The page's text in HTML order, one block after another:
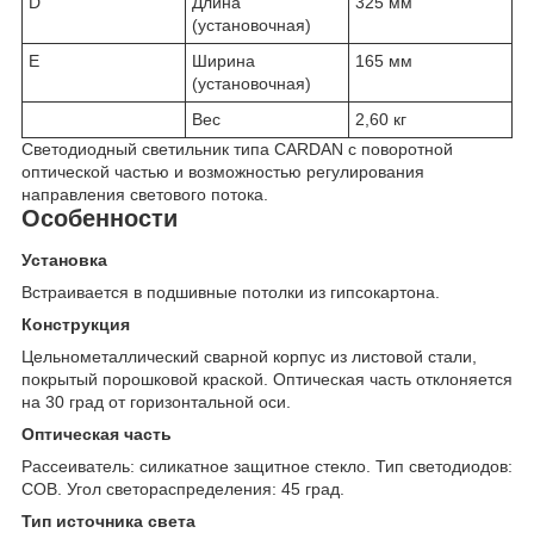
(установочная)
E
Ширина
(установочная)
165 мм
Вес
2,60 кг
Светодиодный светильник типа CARDAN с поворотной
оптической частью и возможностью регулирования
направления светового потока.
Особенности
Установка
Встраивается в подшивные потолки из гипсокартона.
Конструкция
Цельнометаллический сварной корпус из листовой стали,
покрытый порошковой краской. Оптическая часть отклоняется
на 30 град от горизонтальной оси.
Оптическая часть
Рассеиватель: силикатное защитное стекло. Тип светодиодов:
COB. Угол светораспределения: 45 град.
Тип источника света